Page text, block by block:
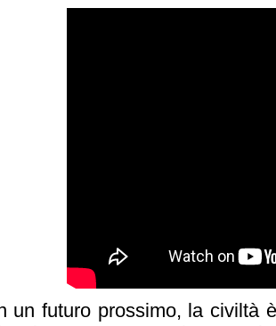
un futuro prossimo, la civiltà